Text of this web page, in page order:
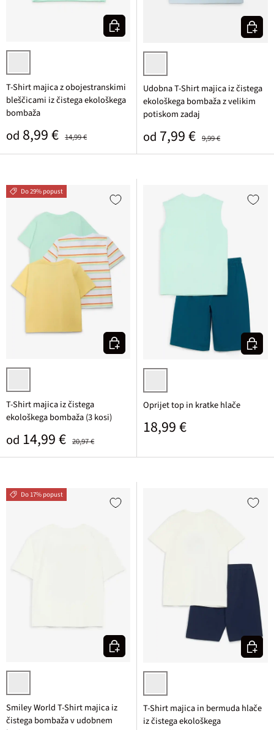
svetlo metina potiskana
T-Shirt majica z obojestranskimi
bleščicami iz čistega ekološkega
bombaža
Prodajna cena
od 8,99 € 14,99 €
Izberi varianto
svetlo modra potiskana
Udobna T-Shirt majica iz čistega
ekološkega bombaža z velikim
potiskom zadaj
Prodajna cena
od 7,99 € 9,99 €
Izberi
Do 29% popust
svetlo rumena + svetlo metina + bela potiskana
T-Shirt majica iz čistega
ekološkega bombaža (3 kosi)
Prodajna cena
od 14,99 € 20,97 €
Izberi varianto
svetlo metina/petrolejska
Oprijet top in kratke hlače
Običajna cena
18,99 €
Izberi
Do 17% popust
bela potiskana
Smiley World T-Shirt majica iz
čistega bombaža v udobnem
Izberi varianto
bela/temno modra potiskana
T-Shirt majica in bermuda hlače
iz čistega ekološkega
Izberi